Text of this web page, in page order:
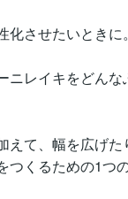
化させたいときに。
ニレイキをどん
て、幅を広げた
つくるための1つ